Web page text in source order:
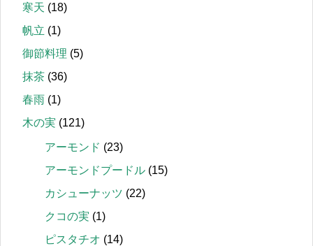
寒天 (18)
帆立 (1)
御節料理 (5)
抹茶 (36)
春雨 (1)
木の実 (121)
アーモンド (23)
アーモンドプードル (15)
カシューナッツ (22)
クコの実 (1)
ピスタチオ (14)